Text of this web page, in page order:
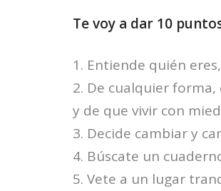
Te voy a dar 10
1. Entiende quién
2. De cualquier
y de que vivir con
3. Decide cambiar y
4. Búscate un
5. Vete a un lugar